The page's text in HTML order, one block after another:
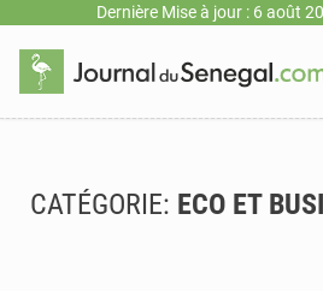
Dernière Mise à jour : 6 août
CATÉGORIE: ECO ET